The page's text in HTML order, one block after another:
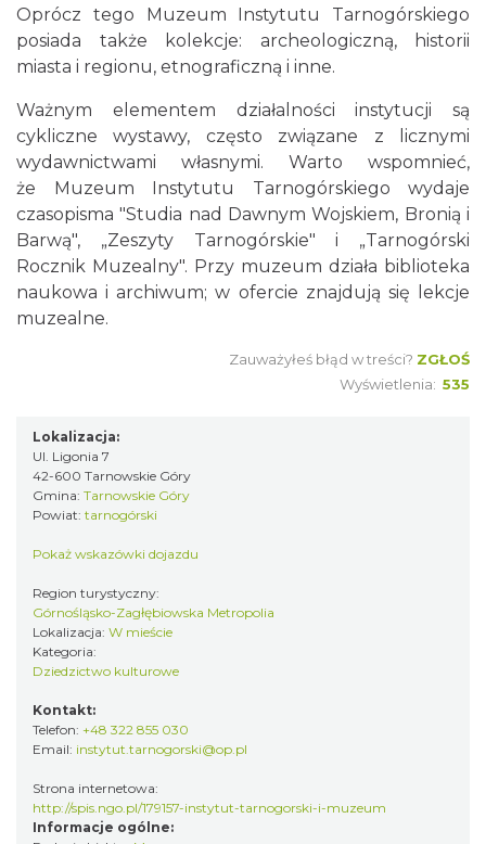
Oprócz tego Muzeum Instytutu Tarnogórskiego
posiada także kolekcje: archeologiczną, historii
miasta i regionu, etnograficzną i inne.
Ważnym elementem działalności instytucji są
cykliczne wystawy, często związane z licznymi
wydawnictwami własnymi. Warto wspomnieć,
że Muzeum Instytutu Tarnogórskiego wydaje
czasopisma "Studia nad Dawnym Wojskiem, Bronią i
Barwą", „Zeszyty Tarnogórskie" i „Tarnogórski
Rocznik Muzealny". Przy muzeum działa biblioteka
naukowa i archiwum; w ofercie znajdują się lekcje
muzealne.
Zauważyłeś błąd w treści? ZGŁOŚ
Wyświetlenia: 535
Lokalizacja:
Ul. Ligonia 7
42-600 Tarnowskie Góry
Gmina: Tarnowskie Góry
Powiat: tarnogórski
Pokaż wskazówki dojazdu
Region turystyczny:
Górnośląsko-Zagłębiowska Metropolia
Lokalizacja: W mieście
Kategoria:
Dziedzictwo kulturowe
Kontakt:
Telefon: +48 322 855 030
Email: instytut.tarnogorski@op.pl
Strona internetowa:
http://spis.ngo.pl/179157-instytut-tarnogorski-i-muzeum
Informacje ogólne: